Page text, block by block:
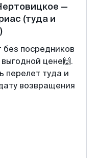
—
(туда и
посредников
цене🙌.
перелет туда и
возвращения